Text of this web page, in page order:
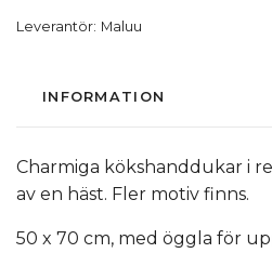
Leverantör: Maluu
INFORMATION
Charmiga kökshanddukar i
av en häst. Fler motiv finns.
50 x 70 cm, med öggla för